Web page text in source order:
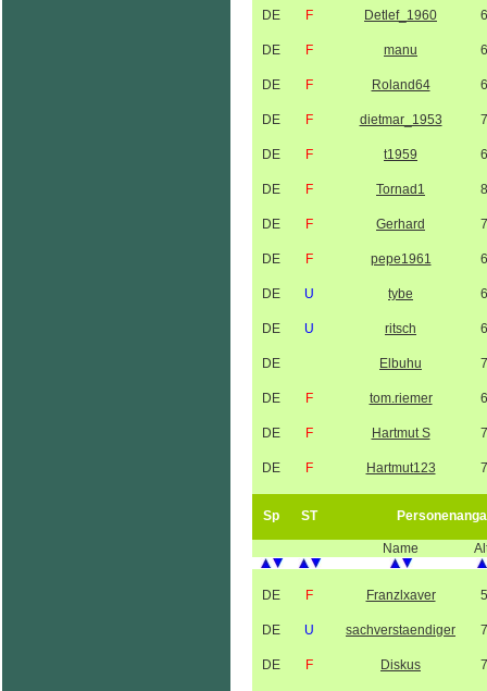
DE F Detlef_1960
DE F manu
DE F Roland64
DE F dietmar_1953
DE F t1959
DE F Tornad1
DE F Gerhard
DE F pepe1961
DE U tybe
DE U ritsch
DE Elbuhu
DE F tom.riemer
DE F Hartmut S
DE F Hartmut123
Sp ST
Name
DE F Franzlxaver
DE U sachverstaendiger
DE F Diskus